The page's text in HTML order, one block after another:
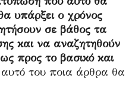
υπάρξει ο χρόνος
σε βάθος τα
και να αναζητηθούν
προς το βασικό και
του ποια άρθρα θα